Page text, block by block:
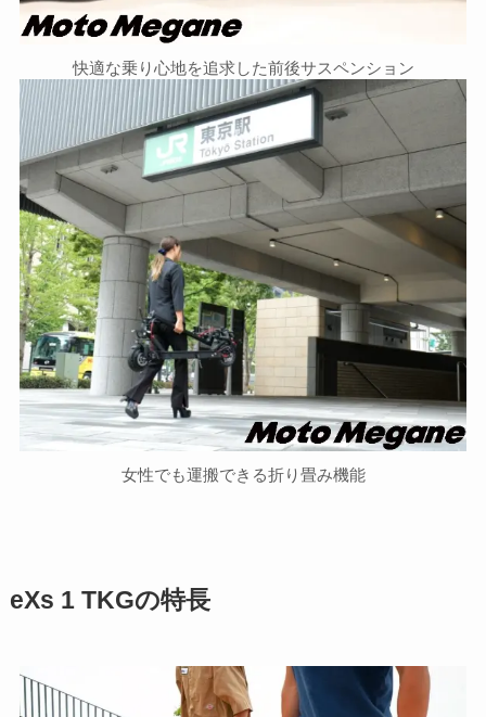
快適な乗り心地を追求した前後サスペンション
女性でも運搬できる折り畳み機能
eXs 1 TKGの特長